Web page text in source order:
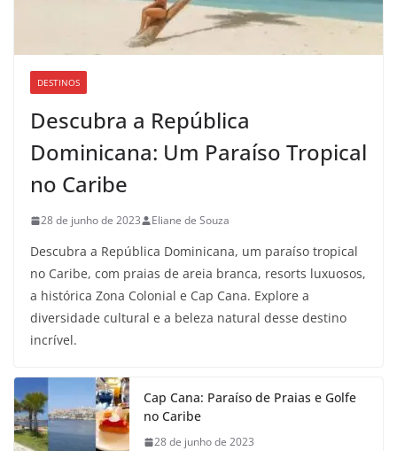
DESTINOS
Descubra a República
Dominicana: Um Paraíso Tropical
no Caribe
28 de junho de 2023 Eliane de Souza
Descubra a República Dominicana, um paraíso tropical
no Caribe, com praias de areia branca, resorts luxuosos,
a histórica Zona Colonial e Cap Cana. Explore a
diversidade cultural e a beleza natural desse destino
incrível.
Cap Cana: Paraíso de Praias e Golfe
no Caribe
28 de junho de 2023